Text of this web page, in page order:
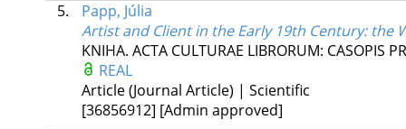
5.
Papp, Júlia
Artist and Client in the Early 19th Century: the
KNIHA. ACTA CULTURAE LIBRORUM: CASOPIS
REAL
Article (Journal Article) | Scientific
[36856912] [Admin approved]